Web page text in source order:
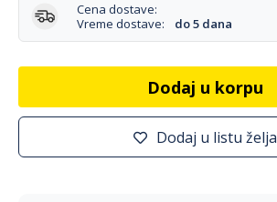
Cena dostave:
Vreme dostave:
do 5 dana
Dodaj u korpu
Dodaj u listu želja